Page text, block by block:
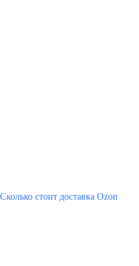
Сколько стоит доставка Ozon